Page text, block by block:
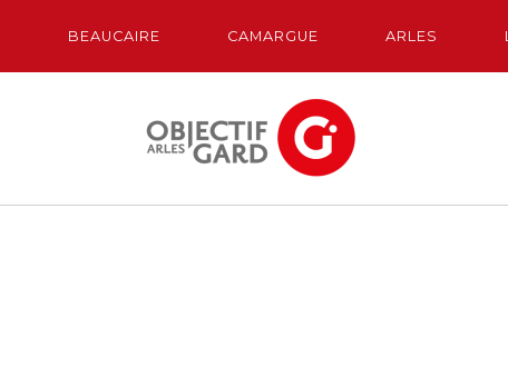
BEAUCAIRE CAMARGUE ARLES